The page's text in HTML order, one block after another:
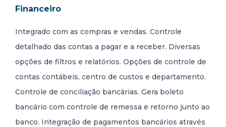
Financeiro
Integrado com as compras e vendas. Controle
detalhado das contas a pagar e a receber. Diversas
opções de filtros e relatórios. Opções de controle de
contas contábeis, centro de custos e departamento.
Controle de conciliação bancárias. Gera boleto
bancário com controle de remessa e retorno junto ao
banco. Integração de pagamentos bancários através